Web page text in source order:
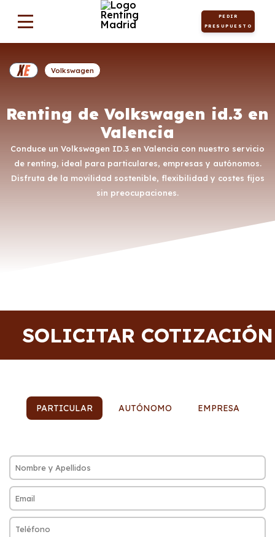
PEDIR
PRESUPUESTO
Renting de Volkswagen id.3 en
Valencia
Conduce un Volkswagen ID.3 en Valencia con nuestro servicio
de renting, ideal para particulares, empresas y autónomos.
Disfruta de la movilidad sostenible, flexibilidad y costes fijos
sin preocupaciones.
Volkswagen
SOLICITAR COTIZACIÓN
PARTICULAR AUTÓNOMO EMPRESA